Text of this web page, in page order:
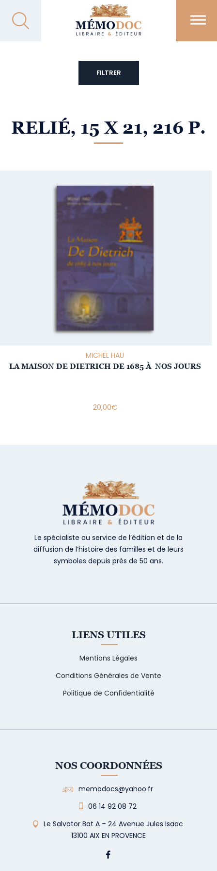
RELIÉ, 15 X 21, 216 P.
MICHEL HAU
LA MAISON DE DIETRICH DE 1685 À NOS JOURS
20,00€
FILTRER
Le spécialiste au service de l’édition et de la
diffusion de l’histoire des familles et de leurs
symboles depuis près de 50 ans.
LIENS UTILES
Mentions Légales
Conditions Générales de Vente
Politique de Confidentialité
NOS COORDONNÉES
memodocs@yahoo.fr
06 14 92 08 72
Le Salvator Bat A – 24 Avenue Jules Isaac
13100 AIX EN PROVENCE